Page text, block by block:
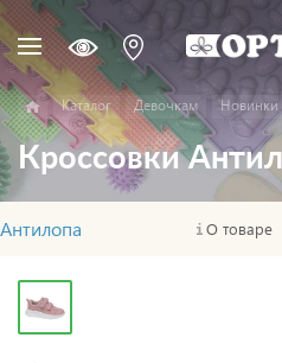
Каталог Девочкам Новинки
Кроссовки
Антилопа О товаре